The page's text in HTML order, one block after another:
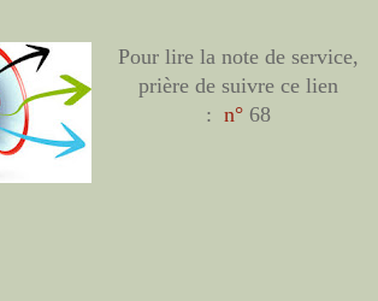
Pour lire la note de service,
prière de suivre ce lien
: n° 68